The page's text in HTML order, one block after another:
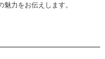
力をお伝えします。